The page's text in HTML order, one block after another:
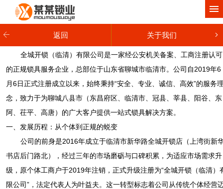
返回 关于我们
全城开锁（临清）有限公司是一家经公安机关备案、工商注册认可
的正规锁具服务企业，总部位于山东省聊城市临清市。公司自2019年6
月6日正式注册成立以来，始终秉持“安全、专业、诚信、高效”的服务
念，致力于为聊城八县市（东昌府区、临清市、冠县、莘县、阳谷、东
阿、茌平、高唐）的广大客户提供一站式锁具解决方案。
一、发展历程：从个体到正规的蜕变
公司的前身是2016年成立于临清市新华路全城开锁店（上湾街新
书店后门路北），经过三年的市场磨砺与口碑积累，为适应市场需求升
级，原个体工商户于2019年注销，正式升级注册为“全城开锁（临清）
限公司”，法定代表人为叶益夫。这一转型标志着公司从传统个体经营
产品中心
新闻动态
联系我们